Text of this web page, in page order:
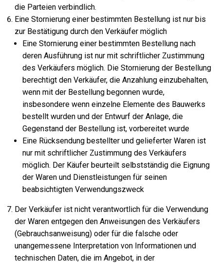
die Parteien verbindlich.
Eine Stornierung einer bestimmten Bestellung ist nur bis
zur Bestätigung durch den Verkäufer möglich
Eine Stornierung einer bestimmten Bestellung nach
deren Ausführung ist nur mit schriftlicher Zustimmung
des Verkäufers möglich. Die Stornierung der Bestellung
berechtigt den Verkäufer, die Anzahlung einzubehalten,
wenn mit der Bestellung begonnen wurde,
insbesondere wenn einzelne Elemente des Bauwerks
bestellt wurden und der Entwurf der Anlage, die
Gegenstand der Bestellung ist, vorbereitet wurde
Eine Rücksendung bestellter und gelieferter Waren ist
nur mit schriftlicher Zustimmung des Verkäufers
möglich. Der Käufer beurteilt selbstständig die Eignung
der Waren und Dienstleistungen für seinen
beabsichtigten Verwendungszweck
Der Verkäufer ist nicht verantwortlich für die Verwendung
der Waren entgegen den Anweisungen des Verkäufers
(Gebrauchsanweisung) oder für die falsche oder
unangemessene Interpretation von Informationen und
technischen Daten, die im Angebot, in der